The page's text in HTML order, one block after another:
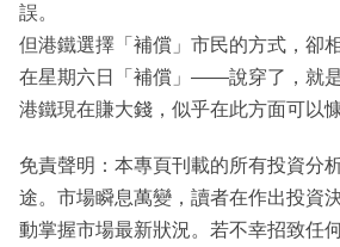
誤。
但港鐵選擇「補償」市民的方式，卻
在星期六日「補償」——說穿了，就
港鐵現在賺大錢，似乎在此方面可以
免責聲明：本專頁刊載的所有投資分
途。市場瞬息萬變，讀者在作出投資
動掌握市場最新狀況。若不幸招致任